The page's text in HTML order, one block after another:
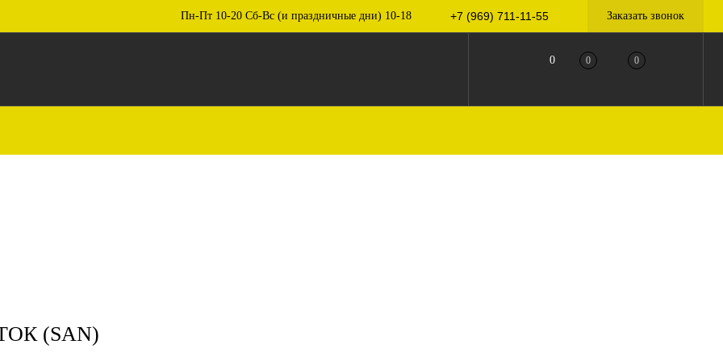
Пн-Пт 10-20 Сб-Вс (и праздничные дни) 10-18 +7 (969) 711-11-55 Заказать звонок
0 0 0
(SAN)